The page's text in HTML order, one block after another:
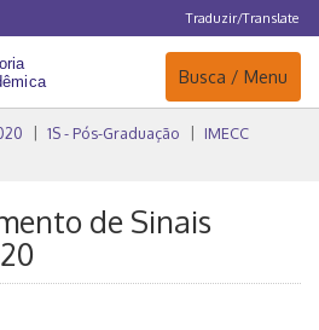
Traduzir/Translate
Navegação
Busca / Menu
1S - Pós-Graduação
IMECC
de Sinais